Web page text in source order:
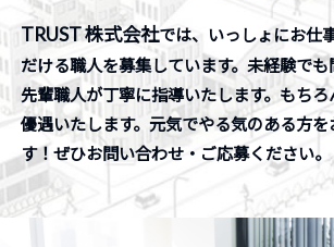
TRUST 株式会社では、いっしょにお仕
だける職人を募集しています。未経験でも
先輩職人が丁寧に指導いたします。もち
優遇いたします。元気でやる気のある方
す！ぜひお問い合わせ・ご応募ください。